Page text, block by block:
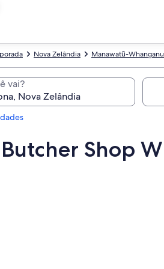
Manawatū-
Nova Zelândia
vai?
Shop